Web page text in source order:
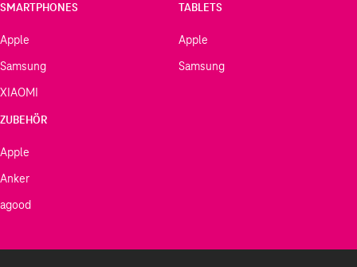
SMARTPHONES
Apple
Samsung
XIAOMI
TABLETS
Apple
Samsung
ZUBEHÖR
Apple
Anker
agood